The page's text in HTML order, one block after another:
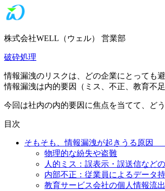
株式会社WELL（ウェル） 営業部
破砕処理
情報漏洩のリスクは、どの企業にとっても
情報漏洩は内的要因（ミス、不正、教育不
今回は社内の内的要因に焦点を当てて、ど
目次
そもそも、情報漏洩が起きうる原因
物理的な紛失や盗難
人的ミス：誤表示・誤送信など
内部不正：従業員によるデータ
教育サービス会社の個人情報流出